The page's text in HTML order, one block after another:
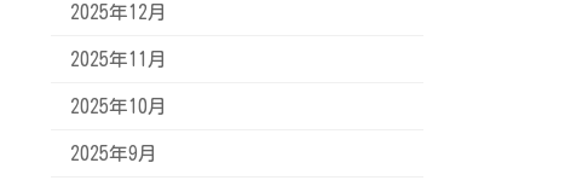
2025年12月
2025年11月
2025年10月
2025年9月